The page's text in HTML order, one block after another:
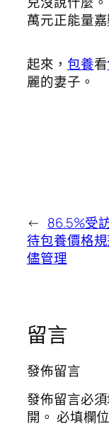
萬元正能量嘉
起來， 包養看
麗的妻子。
← 86.5%受
待包養價格
儘管理
留言
發佈留言
發佈留言必
開。 必填欄